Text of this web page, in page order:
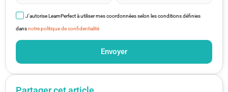
J'autorise LearnPerfect à utiliser mes coordonnées selon les conditions définies
dansnotre politique de confidentialité
Envoyer